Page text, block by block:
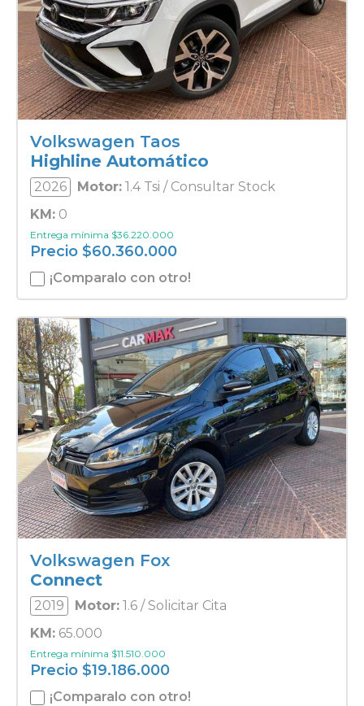
Volkswagen Taos
Highline Automático
2026 Motor: 1.4 Tsi / Consultar Stock
KM: 0
Entrega mínima $36.220.000
Precio $60.360.000
¡Comparalo con otro!
Volkswagen Fox
Connect
2019 Motor: 1.6 / Solicitar Cita
KM: 65.000
Entrega mínima $11.510.000
Precio $19.186.000
¡Comparalo con otro!